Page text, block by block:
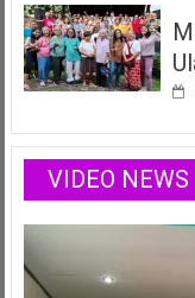
VIDEO NEWS